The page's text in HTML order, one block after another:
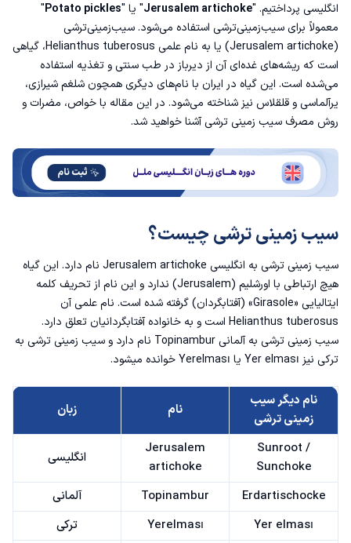
سرکه سیب به انگلیسی
سیب زمینی آبپز به انگلیسی
انگلیسی پرداختیم. "Jerusalem artichoke" یا "Potato pickles
"
معمولاً برای سیب‌زمینی‌ترشی استفاده می‌شود. سیب‌زمینی‌ترشی
(Jerusalem artichoke) یا به نام علمی Helianthus tuberosus، گیاهی
است که ریشه‌های غده‌ای آن از دیرباز در طب سنتی و تغذیه استفاده
می‌شده است. این گیاه در ایران با نام‌های دیگری همچون شلغم شیرازی،
یرآلماسی و قلقلاس نیز شناخته می‌شود. در این مقاله با خواص، مضرات و
روش مصرف سیب زمینی ترشی آشنا خواهید شد.
سیب زمینی ترشی چیست؟
سیب زمینی ترشی به انگلیسی Jerusalem artichoke نام دارد. این گیاه
هیچ ارتباطی با اورشلیم (Jerusalem) ندارد و این نام از تحریف کلمه
ایتالیایی «Girasole» (آفتابگردان) گرفته شده است. نام علمی آن
Helianthus tuberosus است و به خانواده آفتابگردانیان تعلق دارد.
سیب زمینی ترشی به آلمانی Topinambur نام دارد و سیب زمینی ترشی به
ترکی نیز Yer elması یا Yerelması خوانده میشود.
نام دیگر سیب
زمینی ترشی
نام زبان
Sunroot /
Sunchoke
Jerusalem
artichoke
انگلیسی
Erdartischocke
Topinambur
آلمانی
Yer elması
Yerelması
ترکی